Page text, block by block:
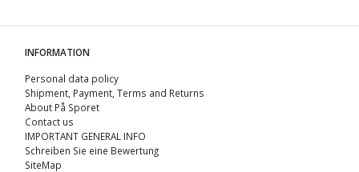
INFORMATION
Personal data policy
Shipment, Payment, Terms and Returns
About På Sporet
Contact us
IMPORTANT GENERAL INFO
Schreiben Sie eine Bewertung
SiteMap